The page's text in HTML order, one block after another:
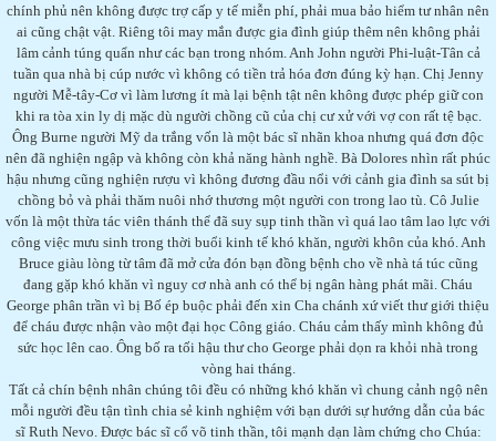
chính phủ nên không được trợ cấp y tế miễn phí, phải mua bảo hiểm tư nhân nên
ai cũng chật vật. Riêng tôi may mắn được gia đình giúp thêm nên không phải
lâm cảnh túng quẩn như các bạn trong nhóm. Anh John người Phi-luật-Tân cả
tuần qua nhà bị cúp nước vì không có tiền trả hóa đơn đúng kỳ hạn. Chị Jenny
người Mễ-tây-Cơ vì làm lương ít mà lại bệnh tật nên không được phép giữ con
khi ra tòa xin ly dị mặc dù người chồng cũ của chị cư xử với vợ con rất tệ bạc.
Ông Burne người Mỹ da trắng vốn là một bác sĩ nhãn khoa nhưng quá đơn độc
nên đã nghiện ngập và không còn khả năng hành nghề. Bà Dolores nhìn rất phúc
hậu nhưng cũng nghiện rượu vì không đương đầu nổi với cảnh gia đình sa sút bị
chồng bỏ và phải thăm nuôi nhớ thương một người con trong lao tù. Cô Julie
vốn là một thừa tác viên thánh thể đã suy sụp tinh thần vì quá lao tâm lao lực với
công việc mưu sinh trong thời buổi kinh tế khó khăn, người khôn của khó. Anh
Bruce giàu lòng từ tâm đã mở cửa đón bạn đồng bệnh cho về nhà tá túc cũng
đang gặp khó khăn vì nguy cơ nhà anh có thể bị ngân hàng phát mãi. Cháu
George phân trần vì bị Bố ép buộc phải đến xin Cha chánh xứ viết thư giới thiệu
để cháu được nhận vào một đại học Công giáo. Cháu cảm thấy mình không đủ
sức học lên cao. Ông bố ra tối hậu thư cho George phải dọn ra khỏi nhà trong
vòng hai tháng.
Tất cả chín bệnh nhân chúng tôi đều có những khó khăn vì chung cảnh ngộ nên
mỗi người đều tận tình chia sẻ kinh nghiệm với bạn dưới sự hướng dẫn của bác
sĩ Ruth Nevo. Được bác sĩ cổ võ tinh thần, tôi mạnh dạn làm chứng cho Chúa: